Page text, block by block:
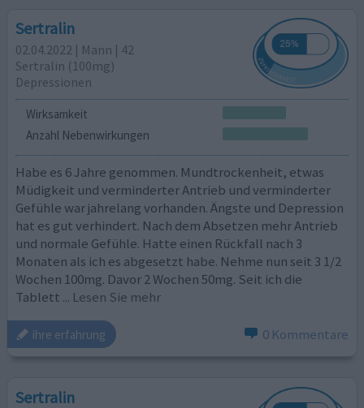
Sertralin
02.04.2022 | Mann | 42
Sertralin (100mg)
Depressionen
Wirksamkeit
Anzahl Nebenwirkungen
Habe es 6 Jahre genommen. Mundtrockenheit, etwas
Müdigkeit und verminderter Antrieb und verminderter
Gefühle war jahrelang vorhanden. Ängste und Depression
hat es gut verhindert. Nach dem Absetzen mehr Antrieb
und normale Gefühle. Hatte einen Rückfall nach 3
Monaten als ich es abgesetzt habe. Nehme nun seit 3 1/2
Wochen 100mg. Davor 2 Wochen 50mg. Seit ich die
Tablett ... Lesen Sie mehr
ihre erfahrung 0 Kommentare
Sertralin